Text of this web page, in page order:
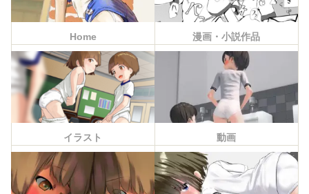
Home 漫画・小説作品
イラスト 動画